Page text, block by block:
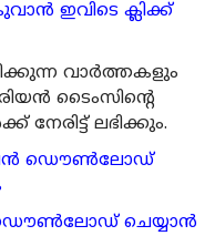
ഇവിടെ ക്ലിക്ക്
വാര്‍ത്തകളും
ടൈംസിന്റെ
ലഭിക്കും.
ഡൌണ്‍ലോഡ്
ചെയ്യാന്‍